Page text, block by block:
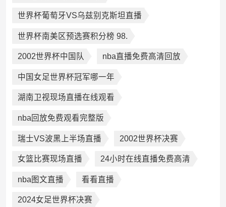
世界杯葡萄牙VS乌兹别克斯坦直播
世界杯南美区预选赛积分榜 98.
2002世界杯中国队 nba直播免费高清回放
中国女足世界杯冠军哪一年
湖南卫视现场直播在线观看
nba回放免费观看完整版
瑞士VS波黑上半场直播 2002世界杯决赛
女篮比赛现场直播 24小时在线直播免费高清
nba图文直播 看看直播
2024女足世界杯决赛